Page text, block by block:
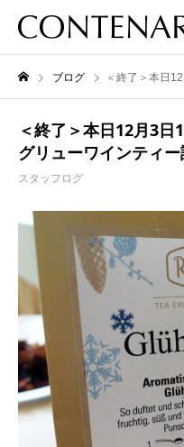
ブログ ＜終了＞本日12月3日
＜終了＞本日12月3日
グリューワインティー
スタッフログ